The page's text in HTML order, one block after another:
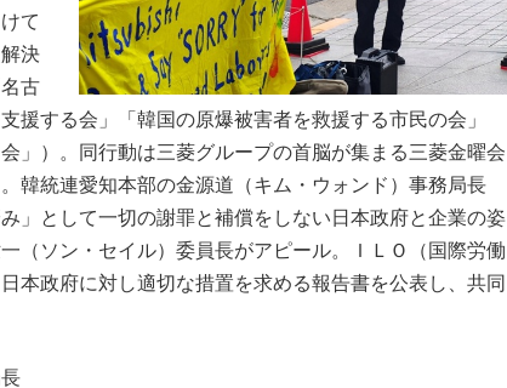
て
決
古
援する会」「韓国の原爆被害者を救援する市民の会」
」）。同行動は三菱グループの首脳が集まる三菱金曜会
韓統連愛知本部の金源道（キム・ウォンド）事務局長
」として一切の謝罪と補償をしない日本政府と企業の姿
（ソン・セイル）委員長がアピール。ＩＬＯ（国際労働
本政府に対し適切な措置を求める報告書を公表し、共同